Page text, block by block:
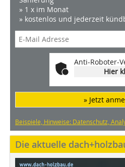
» 1 x im Monat
» kostenlos und jederzeit
Anti-Roboter-
Hier
» Jetzt
Beispiele, Hinweise: Datenschutz,
Die aktuelle